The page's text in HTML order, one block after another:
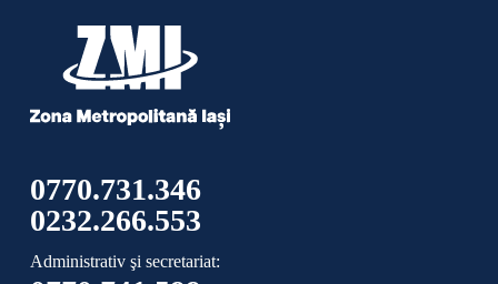
0770.731.346
0232.266.553
Administrativ şi secretariat: